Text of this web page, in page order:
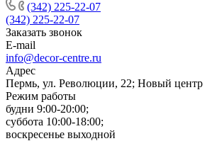
(342) 225-22-07
(342) 225-22-07
Заказать звонок
E-mail
info@decor-centre.ru
Адрес
Пермь, ул. Революции, 22; Новый центр
Режим работы
будни 9:00-20:00;
суббота 10:00-18:00;
воскресенье выходной